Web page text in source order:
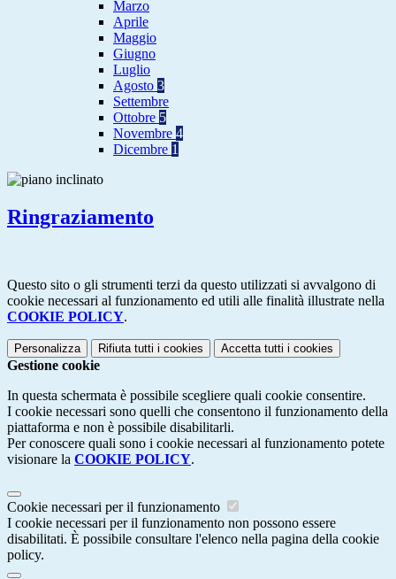
Marzo
Aprile
Maggio
Giugno
Luglio
Agosto 3
Settembre
Ottobre 5
Novembre 4
Dicembre 1
Ringraziamento
Questo sito o gli strumenti terzi da questo utilizzati si avvalgono di
cookie necessari al funzionamento ed utili alle finalità illustrate nella
COOKIE POLICY.
Personalizza Rifiuta tutti i cookies Accetta tutti i cookies
Gestione cookie
In questa schermata è possibile scegliere quali cookie consentire.
I cookie necessari sono quelli che consentono il funzionamento della
piattaforma e non è possibile disabilitarli.
Per conoscere quali sono i cookie necessari al funzionamento potete
visionare la COOKIE POLICY.
Cookie necessari per il funzionamento
I cookie necessari per il funzionamento non possono essere
disabilitati. È possibile consultare l'elenco nella pagina della cookie
policy.